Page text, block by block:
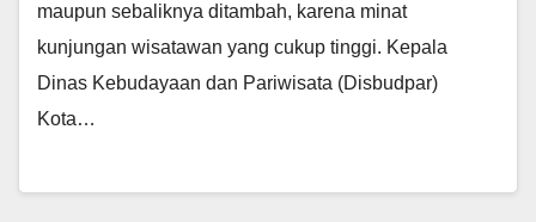
maupun sebaliknya ditambah, karena minat
kunjungan wisatawan yang cukup tinggi. Kepala
Dinas Kebudayaan dan Pariwisata (Disbudpar)
Kota…